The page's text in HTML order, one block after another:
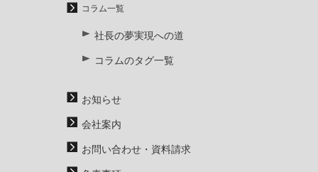
コラム一覧
社長の夢実現への道
コラムのタグ一覧
お知らせ
会社案内
お問い合わせ・資料請求